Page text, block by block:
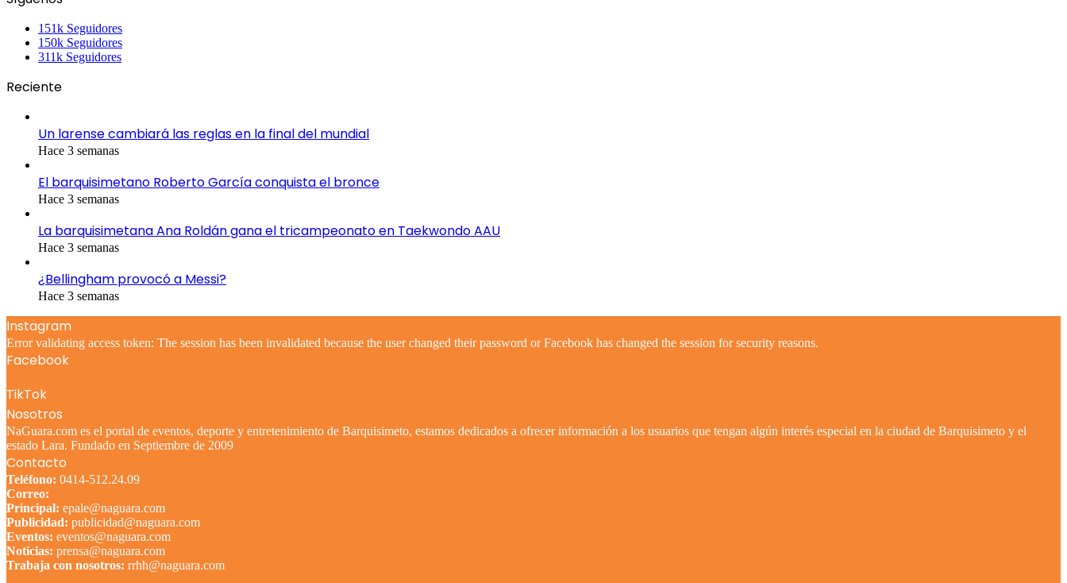
151k Seguidores
150k Seguidores
311k Seguidores
Reciente
Un larense cambiará las reglas en la final del mundial
Hace 3 semanas
El barquisimetano Roberto García conquista el bronce
Hace 3 semanas
La barquisimetana Ana Roldán gana el tricampeonato en Taekwondo AAU
Hace 3 semanas
¿Bellingham provocó a Messi?
Hace 3 semanas
Instagram
Error validating access token: The session has been invalidated because the user changed their password or Facebook has changed the session for security reasons.
Facebook
TikTok
Nosotros
NaGuara.com es el portal de eventos, deporte y entretenimiento de Barquisimeto, estamos dedicados a ofrecer información a los usuarios que tengan algún interés especial en la ciudad de Barquisimeto y el
estado Lara. Fundado en Septiembre de 2009
Contacto
Teléfono: 0414-512.24.09
Correo:
Principal: epale@naguara.com
Publicidad: publicidad@naguara.com
Eventos: eventos@naguara.com
Noticias: prensa@naguara.com
Trabaja con nosotros: rrhh@naguara.com